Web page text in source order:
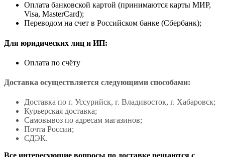
Оплата банковской картой (принимаются карты МИР,
Visa, MasterCard);
Переводом на счет в Российском банке (Сбербанк);
Для юридических лиц и ИП:
Оплата по счёту
Доставка осуществляется следующими способами:
Доставка по г. Уссурийск, г. Владивосток, г. Хабаровск;
Курьерская доставка;
Самовывоз по адресам магазинов;
Почта России;
СДЭК.